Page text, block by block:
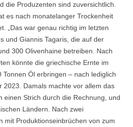
die Produzenten sind zuversichtlich.
es nach monatelanger Trockenheit
„Das war genau richtig im letzten
und Giannis Tagaris, die auf der
300 Olivenhaine betreiben. Nach
könnte die griechische Ernte im
Öl erbringen – nach lediglich
2023. Damals machte vor allem das
einen Strich durch die Rechnung, und
Ländern. Nach zwei
mit Produktionseinbrüchen von zum